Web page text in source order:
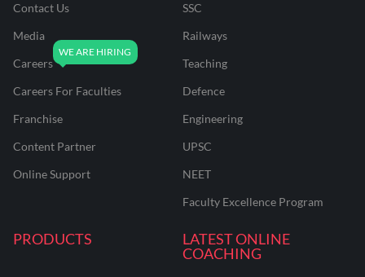
Contact Us
Media
Careers
Careers For Faculties
Franchise
Content Partner
Online Support
SSC
Railways
Teaching
Defence
Engineering
UPSC
NEET
Faculty Excellence Program
PRODUCTS
LATEST ONLINE
COACHING